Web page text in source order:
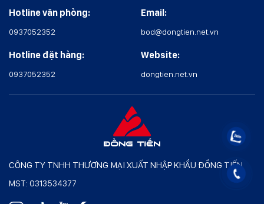
Hotline văn phòng:
0937052352
Hotline đặt hàng:
0937052352
Email:
bod@dongtien.net.vn
Website:
dongtien.net.vn
CÔNG TY TNHH THƯƠNG MẠI XUẤT NHẬP KHẨU ĐỒNG TIẾN
MST: 0313534377